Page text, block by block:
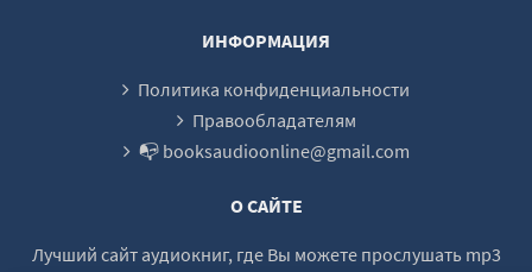
ИНФОРМАЦИЯ
Политика конфиденциальности
Правообладателям
📭 booksaudioonline@gmail.com
О САЙТЕ
Лучший сайт аудиокниг, где Вы можете прослушать mp3